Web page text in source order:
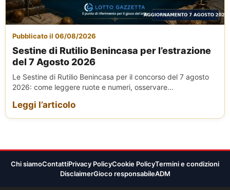
Pubblicato il 06/08/2026
Sestine di Rutilio Benincasa per l’estrazione
del 7 Agosto 2026
Le Sestine di Rutilio Benincasa per il concorso del 7 agosto
2026: come leggere ruote e numeri, osservare...
Leggi l’articolo
Chi siamoContattiPrivacy PolicyCookie PolicyTermini e condizioni
DisclaimerGioco responsabileADM